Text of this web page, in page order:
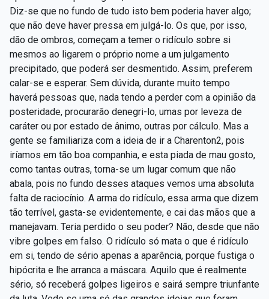
Diz-se que no fundo de tudo isto bem poderia haver algo;
que não deve haver pressa em julgá-lo. Os que, por isso,
dão de ombros, começam a temer o ridículo sobre si
mesmos ao ligarem o próprio nome a um julgamento
precipitado, que poderá ser desmentido. Assim, preferem
calar-se e esperar. Sem dúvida, durante muito tempo
haverá pessoas que, nada tendo a perder com a opinião da
posteridade, procurarão denegri-lo, umas por leveza de
caráter ou por estado de ânimo, outras por cálculo. Mas a
gente se familiariza com a ideia de ir a Charenton2, pois
iríamos em tão boa companhia, e esta piada de mau gosto,
como tantas outras, torna-se um lugar comum que não
abala, pois no fundo desses ataques vemos uma absoluta
falta de raciocínio. A arma do ridículo, essa arma que dizem
tão terrível, gasta-se evidentemente, e cai das mãos que a
manejavam. Teria perdido o seu poder? Não, desde que não
vibre golpes em falso. O ridículo só mata o que é ridículo
em si, tendo de sério apenas a aparência, porque fustiga o
hipócrita e lhe arranca a máscara. Aquilo que é realmente
sério, só receberá golpes ligeiros e sairá sempre triunfante